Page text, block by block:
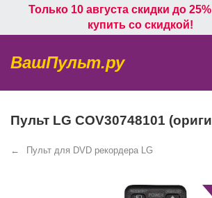
Только 10 августа скидки до
купить со скидкой!
ВашПульт.ру
Пульт LG COV30748101
Пульт для DVD рекордера LG